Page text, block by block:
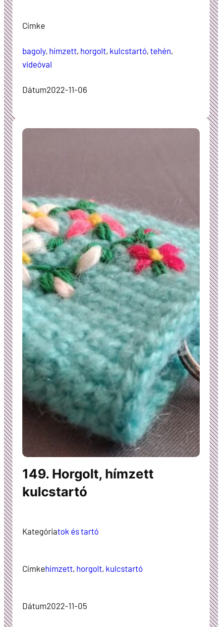
Címke
bagoly, hímzett, horgolt, kulcstartó, tehén
videóval
Dátum2022-11-06
149. Horgolt, hímzett
kulcstartó
Kategóriatok és tartó
Címkehímzett, horgolt, kulcstartó
Dátum2022-11-05